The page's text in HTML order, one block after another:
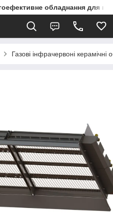
обладнання для
Газові інфрачервоні керамічні